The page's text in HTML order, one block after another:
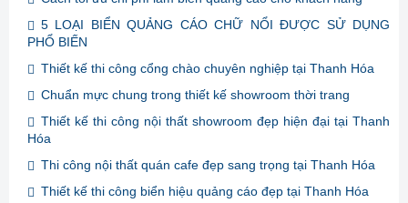
5 LOẠI BIỂN QUẢNG CÁO CHỮ NỔI ĐƯỢC SỬ DỤNG
PHỔ BIẾN
Thiết kế thi công cổng chào chuyên nghiệp tại Thanh Hóa
Chuẩn mực chung trong thiết kế showroom thời trang
Thiết kế thi công nội thất showroom đẹp hiện đại tại Thanh
Hóa
Thi công nội thất quán cafe đẹp sang trọng tại Thanh Hóa
Thiết kế thi công biển hiệu quảng cáo đẹp tại Thanh Hóa